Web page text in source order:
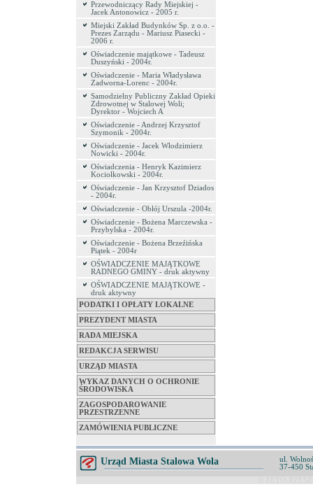
Przewodniczący Rady Miejskiej -
Jacek Antonowicz - 2005 r.
Miejski Zakład Budynków Sp. z o.o. -
Prezes Zarządu - Mariusz Piasecki -
2006 r.
Oświadczenie majątkowe - Tadeusz
Duszyński - 2004r.
Oświadczenie - Maria Władysława
Zadworna-Lorenc - 2004r.
Samodzielny Publiczny Zakład Opieki
Zdrowotnej w Stalowej Woli;
Dyrektor - Wojciech A
Oświadczenie - Andrzej Krzysztof
Szymonik - 2004r.
Oświadczenie - Jacek Włodzimierz
Nowicki - 2004r.
Oświadczenia - Henryk Kazimierz
Kociołkowski - 2004r.
Oświadczenie - Jan Krzysztof Dziados
- 2004r.
Oświadczenie - Obłój Urszula -2004r.
Oświadczenie - Bożena Marczewska -
Przybylska - 2004r.
Oświadczenie - Bożena Brzeźińska
Piątek - 2004r
OŚWIADCZENIE MAJĄTKOWE
RADNEGO GMINY - druk aktywny
OŚWIADCZENIE MAJĄTKOWE -
druk aktywny
PODATKI I OPŁATY LOKALNE
PREZYDENT MIASTA
RADA MIEJSKA
REDAKCJA SERWISU
URZĄD MIASTA
WYKAZ DANYCH O OCHRONIE
ŚRODOWISKA
ZAGOSPODAROWANIE
PRZESTRZENNE
ZAMÓWIENIA PUBLICZNE
Urząd Miasta Stalowa Wola
ul.
37-450